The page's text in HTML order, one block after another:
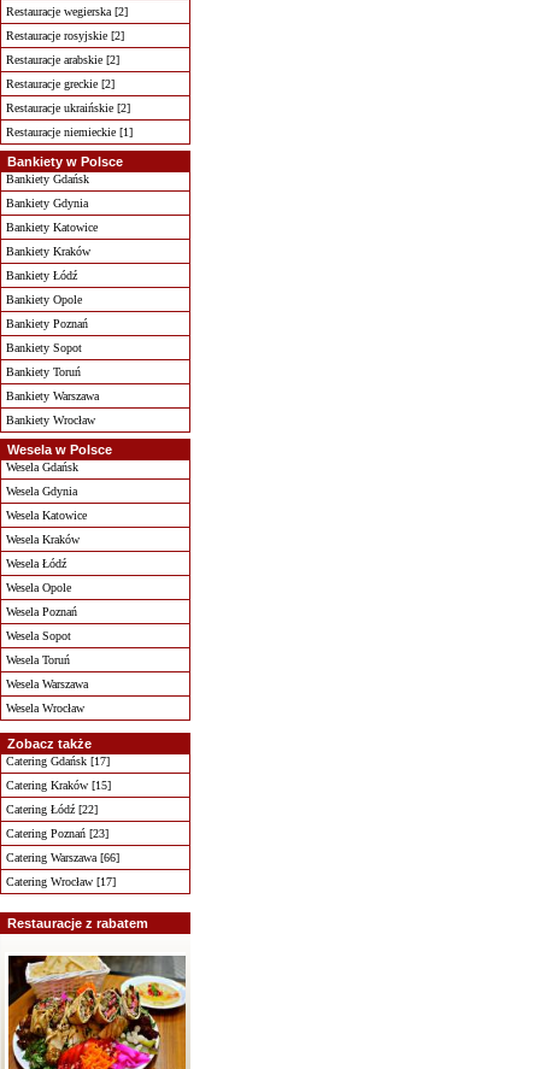
Restauracje wegierska [2]
Restauracje rosyjskie [2]
Restauracje arabskie [2]
Restauracje greckie [2]
Restauracje ukraińskie [2]
Restauracje niemieckie [1]
Bankiety w Polsce
Bankiety Gdańsk
Bankiety Gdynia
Bankiety Katowice
Bankiety Kraków
Bankiety Łódź
Bankiety Opole
Bankiety Poznań
Bankiety Sopot
Bankiety Toruń
Bankiety Warszawa
Bankiety Wrocław
Wesela w Polsce
Wesela Gdańsk
Wesela Gdynia
Wesela Katowice
Wesela Kraków
Wesela Łódź
Wesela Opole
Wesela Poznań
Wesela Sopot
Wesela Toruń
Wesela Warszawa
Wesela Wrocław
Zobacz także
Catering Gdańsk [17]
Catering Kraków [15]
Catering Łódź [22]
Catering Poznań [23]
Catering Warszawa [66]
Catering Wrocław [17]
Restauracje z rabatem